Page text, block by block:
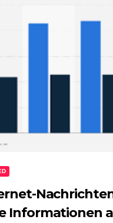
Informationen